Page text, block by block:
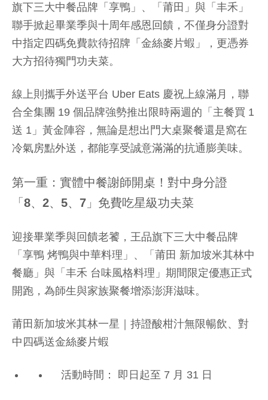
旗下三大中餐品牌「享鴨」、「莆田」與「丰禾」
聯手掀起畢業季與十周年感恩回饋，不僅身分證對
中指定四碼免費款待招牌「金絲麥片蝦」，更憑券
大方招待獨門功夫菜。
線上則攜手外送平台 Uber Eats 慶祝上線滿月，聯
合全集團 19 個品牌強勢推出限時兩週的「主餐買 1
送 1」黃金陣容，無論是想出門大桌聚餐還是窩在
冷氣房點外送，都能享受誠意滿滿的抗通膨美味。
第一重：實體中餐謝師開桌！對中身分證
「8、2、5、7」免費吃星級功夫菜
迎接畢業季與回饋老饕，王品旗下三大中餐品牌
「享鴨 烤鴨與中華料理」、「莆田 新加坡米其林中
餐廳」與「丰禾 台味風格料理」期間限定優惠正式
開跑，為師生與家族聚餐增添澎湃滋味。
莆田新加坡米其林一星｜持證酸柑汁無限暢飲、對
中四碼送金絲麥片蝦
活動時間： 即日起至 7 月 31 日